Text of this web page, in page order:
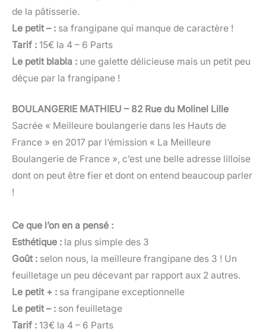
de la pâtisserie.
Le petit – : sa frangipane qui manque de caractère !
Tarif : 15€ la 4 – 6 Parts
Le petit blabla : une galette délicieuse mais un petit peu
déçue par la frangipane !
BOULANGERIE MATHIEU – 82 Rue du Molinel Lille
Sacrée « Meilleure boulangerie dans les Hauts de
France » en 2017 par l’émission « La Meilleure
Boulangerie de France », c’est une belle adresse lilloise
dont on peut être fier et dont on entend beaucoup parler
!
Ce que l’on en a pensé :
Esthétique : la plus simple des 3
Goût : selon nous, la meilleure frangipane des 3 ! Un
feuilletage un peu décevant par rapport aux 2 autres.
Le petit + : sa frangipane exceptionnelle
Le petit – : son feuilletage
Tarif : 13€ la 4 – 6 Parts